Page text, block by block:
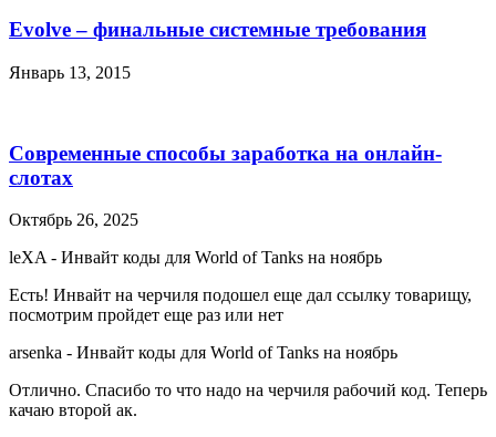
Evolve – финальные системные требования
Январь 13, 2015
Современные способы заработка на онлайн-
слотах
Октябрь 26, 2025
leXA - Инвайт коды для World of Tanks на ноябрь
Есть! Инвайт на черчиля подошел еще дал ссылку товарищу,
посмотрим пройдет еще раз или нет
arsenka - Инвайт коды для World of Tanks на ноябрь
Отлично. Спасибо то что надо на черчиля рабочий код. Теперь
качаю второй ак.